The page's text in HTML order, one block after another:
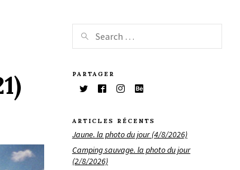
PARTAGER
ARTICLES RÉCENTS
Jaune. la photo du jour (4/8/2026)
Camping sauvage. la photo du jour
(2/8/2026)